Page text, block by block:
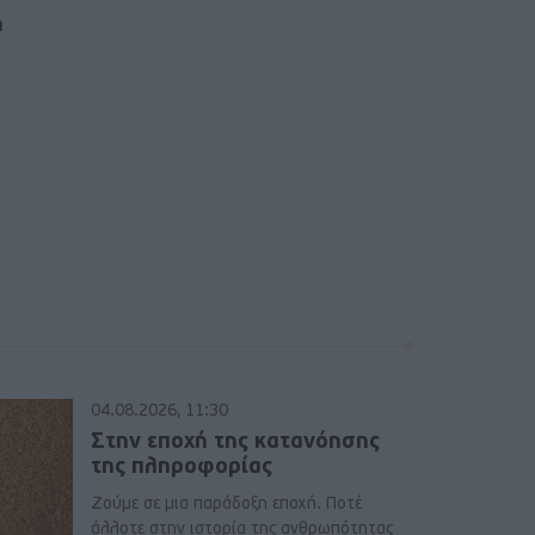
04.08.2026, 11:30
Στην εποχή της κατανόησης
της πληροφορίας
Ζούμε σε μια παράδοξη εποχή. Ποτέ
άλλοτε στην ιστορία της ανθρωπότητας